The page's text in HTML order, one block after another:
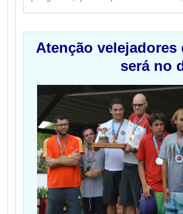
Atenção velejadores
será no